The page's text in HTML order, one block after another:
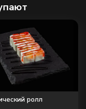
ролл